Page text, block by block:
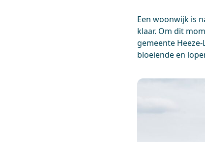
Een woonwijk is
klaar. Om dit
gemeente
bloeiende en